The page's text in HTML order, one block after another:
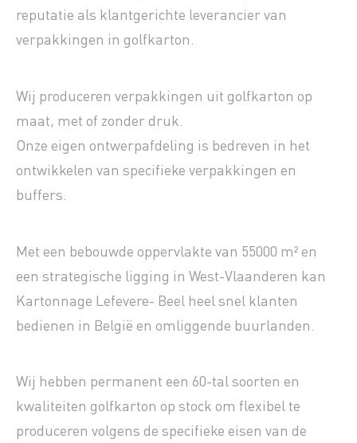
reputatie als klantgerichte leverancier van
verpakkingen in golfkarton.
Wij produceren verpakkingen uit golfkarton op
maat, met of zonder druk.
Onze eigen ontwerpafdeling is bedreven in het
ontwikkelen van specifieke verpakkingen en
buffers.
Met een bebouwde oppervlakte van 55000 m² en
een strategische ligging in West-Vlaanderen kan
Kartonnage Lefevere- Beel heel snel klanten
bedienen in België en omliggende buurlanden.
Wij hebben permanent een 60-tal soorten en
kwaliteiten golfkarton op stock om flexibel te
produceren volgens de specifieke eisen van de